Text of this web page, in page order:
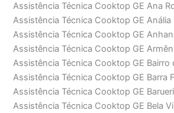
Assistência Técnica Cooktop GE Ana
Assistência Técnica Cooktop GE Anália
Assistência Técnica Cooktop GE
Assistência Técnica Cooktop GE
Assistência Técnica Cooktop GE Bairro
Assistência Técnica Cooktop GE Barra
Assistência Técnica Cooktop GE Barueri
Assistência Técnica Cooktop GE Bela